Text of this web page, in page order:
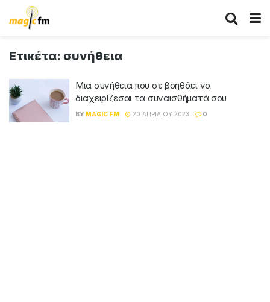
Ετικέτα: συνήθεια
Μια συνήθεια που σε βοηθάει να
διαχειρίζεσαι τα συναισθήματά σου
BY MAGIC FM 20 ΑΠΡΙΛΊΟΥ 2023 0